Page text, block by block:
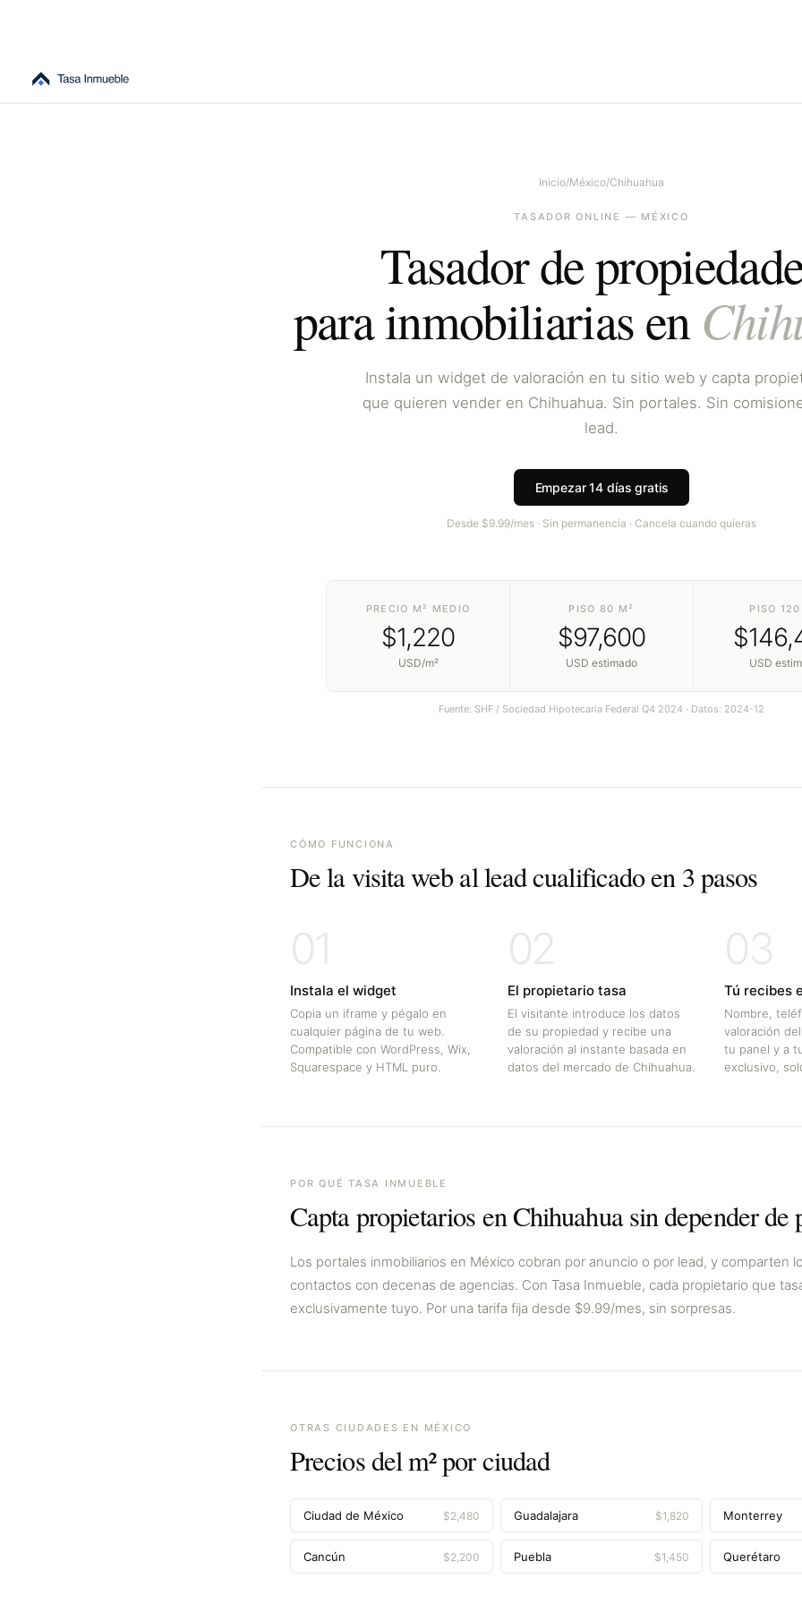
Inicio/México/Chihuahua
TASADOR ONLINE — MÉXICO
Tasador de
para inmobiliarias en
Instala un widget de valoración en tu sitio web y capta
que quieren vender en Chihuahua. Sin portales. Sin
lead.
Empezar 14 días gratis
Desde $9.99/mes · Sin permanencia · Cancela cuando quieras
PRECIO M² MEDIO
$1,220
USD/m²
PISO 80 M²
$97,600
USD estimado
PISO 120
$
USD
Fuente: SHF / Sociedad Hipotecaria Federal Q4 2024 · Datos: 2024-12
CÓMO FUNCIONA
De la visita web al lead cualificado en 3 pasos
01
Instala el widget
Copia un iframe y pégalo en
cualquier página de tu web.
Compatible con WordPress, Wix,
Squarespace y HTML puro.
02
El propietario tasa
El visitante introduce los datos
de su propiedad y recibe una
valoración al instante basada en
datos del mercado de Chihuahua.
03
Tú recibes
Nombre,
valoración
tu panel y a
exclusivo,
POR QUÉ TASA INMUEBLE
Capta propietarios enChihuahuasin depender de
Los portales inmobiliarios en México cobran por anuncio o por lead, y comparten
contactos con decenas de agencias. Con Tasa Inmueble, cada propietario que
exclusivamente tuyo. Por una tarifa fija desde $9.99/mes, sin sorpresas.
OTRAS CIUDADES EN MÉXICO
Precios del m² por ciudad
Ciudad de México $2,480 Guadalajara $1,820 Monterrey
Cancún $2,200 Puebla $1,450 Querétaro